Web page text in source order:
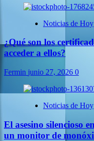
Noticias de Hoy
¿Qué son los
acceder a ellos?
Fermin junio 27, 2026 0
Noticias de Hoy
El asesino silencioso
un monitor de